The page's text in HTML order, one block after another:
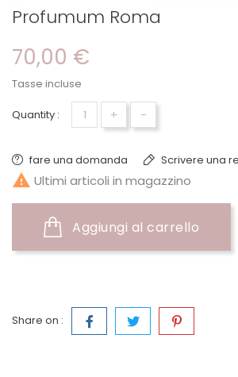
Profumum Roma
70,00 €
Tasse incluse
Quantity : + -
fare una domanda Scrivere una
 Ultimi articoli in magazzino
Aggiungi al carrello
Share on :